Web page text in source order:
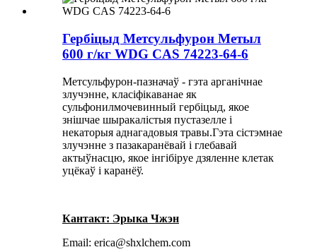
Гербіцыд Метсульфурон Метыл
600 г/кг WDG CAS 74223-64-6
Метсульфурон-пазначаў - гэта арганічнае
злучэнне, класіфікаванае як
сульфонилмочевинный гербіцыд, якое
знішчае шыракалістыя пустазелле і
некаторыя аднагадовыя травы.Гэта сістэмнае
злучэнне з пазакаранёвай і глебавай
актыўнасцю, якое інгібіруе дзяленне клетак
уцёкаў і каранёў.
Кантакт: Эрыка Чжэн
Email: erica@shxlchem.com